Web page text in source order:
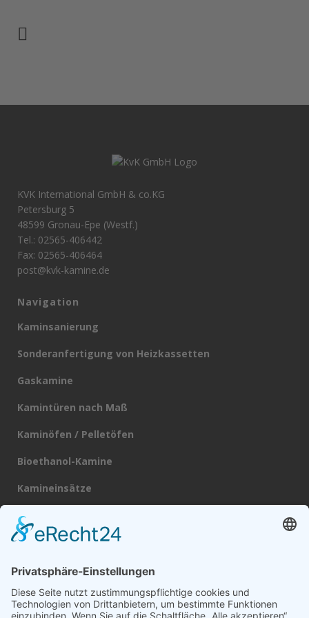
KVK International GmbH & co.KG
Petersburg 5
48599 Gronau-Epe (Westf.)
Tel.: 02565-406442
Fax: 02565-406464
post@kvk-kamine.de
Navigation
Kaminsanierung
Sonderanfertigung von Heizkassetten
Gaskamine
Kamintüren nach Maß
Kaminöfen / Pelletöfen
Bioethanol-Kamine
Kamineinsätze
Heizkassetten
Schornsteine
Broschüre
Datenschutz